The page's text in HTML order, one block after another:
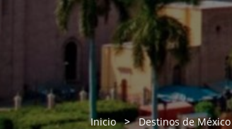
Inicio Destinos de México